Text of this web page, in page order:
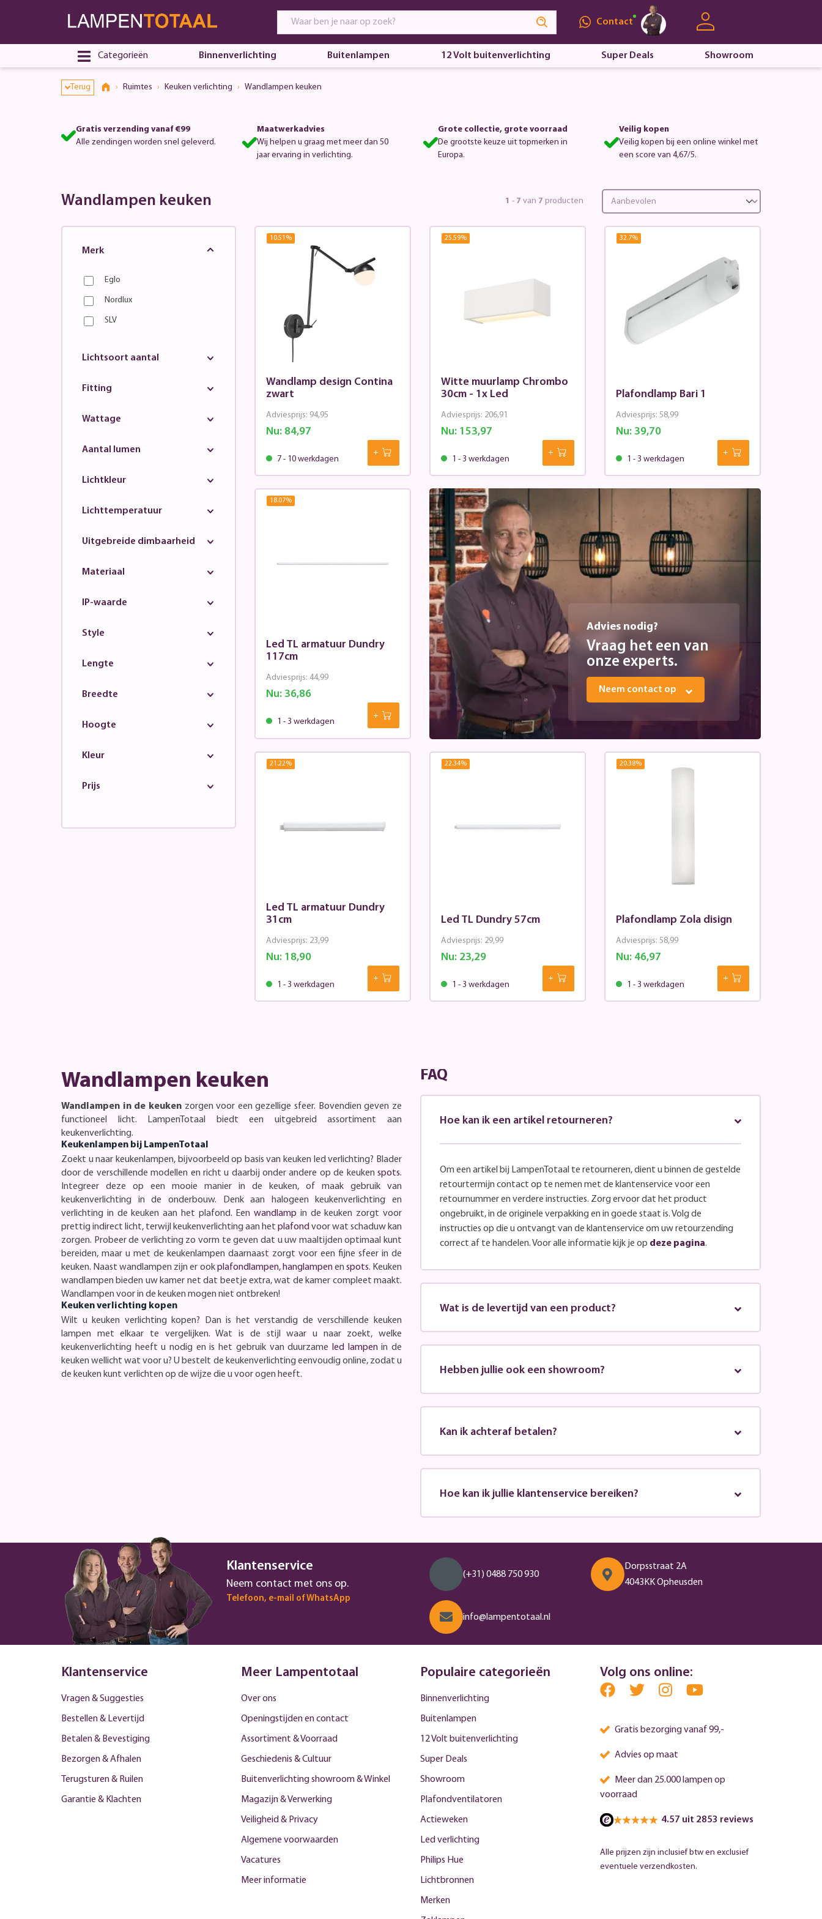
Contact
Categorieën Binnenverlichting Buitenlampen 12 Volt buitenverlichting Super Deals Showroom
Terug Ruimtes Keuken verlichting Wandlampen keuken
Gratis verzending vanaf €99
Alle zendingen worden snel geleverd.
Maatwerkadvies
Wij helpen u graag met meer dan 50
jaar ervaring in verlichting.
Grote collectie, grote voorraad
De grootste keuze uit topmerken in
Europa.
Veilig kopen
Veilig kopen bij een online winkel met
een score van 4,67/5.
Wandlampen keuken
Merk
Eglo
Nordlux
SLV
Lichtsoort aantal
Fitting
Wattage
Aantal lumen
Lichtkleur
Lichttemperatuur
Uitgebreide dimbaarheid
Materiaal
IP-waarde
Style
Lengte
Breedte
Hoogte
Kleur
Prijs
1 - 7 van 7 producten
10.51 %
Wandlamp design Contina
zwart
Nu: 84,97
Adviesprijs: 94,95
7 - 10 werkdagen
25.59%
Witte muurlamp Chrombo
30cm - 1x Led
Nu:153,97
Adviesprijs: 206,91
1 - 3 werkdagen
32.7%
Plafondlamp Bari 1
Nu:39,70
Adviesprijs: 58,99
1 - 3 werkdagen
18.07%
Led TL armatuur Dundry
117cm
Nu: 36,86
Adviesprijs: 44,99
1 - 3 werkdagen
Advies nodig?
Vraag het een van
onze experts.
Neem contact op
21.22%
Led TL armatuur Dundry
31cm
Nu: 18,90
Adviesprijs: 23,99
1 - 3 werkdagen
22.34%
Led TL Dundry 57cm
Nu:23,29
Adviesprijs: 29,99
1 - 3 werkdagen
20.38%
Plafondlamp Zola disign
Nu:46,97
Adviesprijs: 58,99
1 - 3 werkdagen
Wandlampen keuken
Wandlampen in de keukenzorgen voor een gezellige sfeer. Bovendien geven ze
functioneel licht. LampenTotaal biedt een uitgebreid assortiment aan
keukenverlichting.
Keukenlampen bij LampenTotaal
Zoekt u naar keukenlampen, bijvoorbeeld op basis van keuken led verlichting? Blader
door de verschillende modellen en richt u daarbij onder andere op de keuken spots.
Integreer deze op een mooie manier in de keuken, of maak gebruik van
keukenverlichting in de onderbouw. Denk aan halogeen keukenverlichting en
verlichting in de keuken aan het plafond. Eenwandlamp in de keuken zorgt voor
prettig indirect licht, terwijl keukenverlichting aan het plafondvoor wat schaduw kan
zorgen. Probeer de verlichting zo vorm te geven dat u uw maaltijden optimaal kunt
bereiden, maar u met de keukenlampen daarnaast zorgt voor een fijne sfeer in de
keuken. Naast wandlampen zijn er ookplafondlampen,hanglampenen spots. Keuken
wandlampen bieden uw kamer net dat beetje extra, wat de kamer compleet maakt.
Wandlampen voor in de keuken mogen niet ontbreken!
Keuken verlichting kopen
Wilt u keuken verlichting kopen? Dan is het verstandig de verschillende keuken
lampen met elkaar te vergelijken. Wat is de stijl waar u naar zoekt, welke
keukenverlichting heeft u nodig en is het gebruik van duurzame led lampenin de
keuken wellicht wat voor u? U bestelt de keukenverlichting eenvoudig online, zodat u
de keuken kunt verlichten op de wijze die u voor ogen heeft.
FAQ
Hoe kan ik een artikel retourneren?
Om een artikel bij LampenTotaal te retourneren, dient u binnen de gestelde
retourtermijn contact op te nemen met de klantenservice voor een
retournummer en verdere instructies. Zorg ervoor dat het product
ongebruikt, in de originele verpakking en in goede staat is. Volg de
instructies op die u ontvangt van de klantenservice om uw retourzending
correct af te handelen. Voor alle informatie kijk je op deze pagina.
Wat is de levertijd van een product?
Hebben jullie ook een showroom?
Kan ik achteraf betalen?
Hoe kan ik jullie klantenservice bereiken?
Klantenservice
Neem contact met ons op.
Telefoon, e-mail of WhatsApp
(+31) 0488 750 930
Dorpsstraat 2A
4043KK Opheusden
info@lampentotaal.nl
Klantenservice
Vragen & Suggesties
Bestellen & Levertijd
Betalen & Bevestiging
Bezorgen & Afhalen
Terugsturen & Ruilen
Garantie & Klachten
Meer Lampentotaal
Over ons
Openingstijden en contact
Assortiment & Voorraad
Geschiedenis & Cultuur
Buitenverlichting showroom & Winkel
Magazijn & Verwerking
Veiligheid & Privacy
Algemene voorwaarden
Vacatures
Meer informatie
Populaire categorieën
Binnenverlichting
Buitenlampen
12 Volt buitenverlichting
Super Deals
Showroom
Plafondventilatoren
Actieweken
Led verlichting
Philips Hue
Lichtbronnen
Merken
Volg ons online:
Gratis bezorging vanaf 99,-
Advies op maat
Meer dan 25.000 lampen op
voorraad
4.57 uit 2853 reviews
Alle prijzen zijn inclusief btw en exclusief
eventuele verzendkosten.